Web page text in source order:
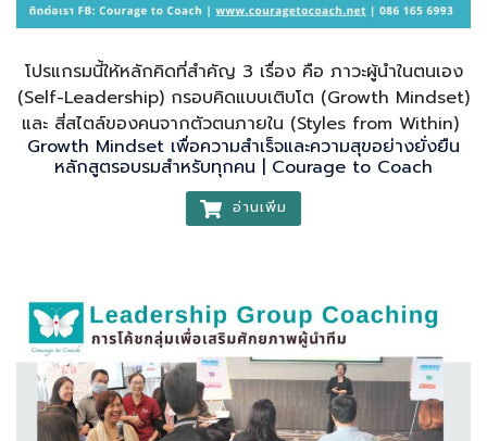
โปรแกรมนี้ให้หลักคิดที่สำคัญ 3 เรื่อง คือ ภาวะผู้นำในตนเอง
(Self-Leadership) กรอบคิดแบบเติบโต (Growth Mindset)
และ สี่สไตล์ของคนจากตัวตนภายใน (Styles from Within)
Growth Mindset เพื่อความสำเร็จและความสุขอย่างยั่งยืน
หลักสูตรอบรมสำหรับทุกคน | Courage to Coach
อ่านเพิ่ม